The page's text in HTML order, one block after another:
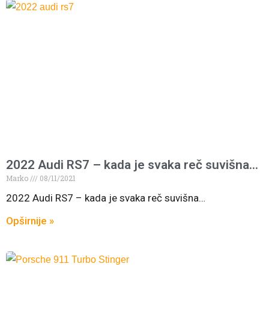
2022 Audi RS7 – kada je svaka reč suvišna…
Marko 08/11/2021
2022 Audi RS7 – kada je svaka reč suvišna…
Opširnije »